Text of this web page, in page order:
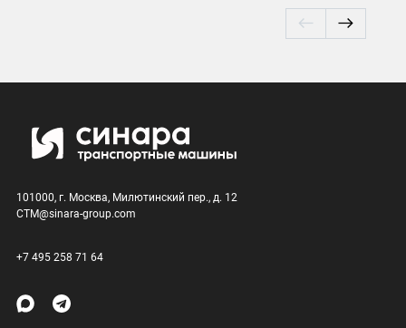
101000, г. Москва, Милютинский пер., д. 12
CTM@sinara-group.com
+7 495 258 71 64